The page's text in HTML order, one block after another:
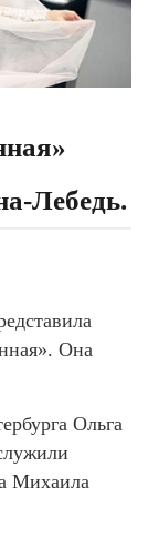
Лебедь.
Она
Ольга
Михаила